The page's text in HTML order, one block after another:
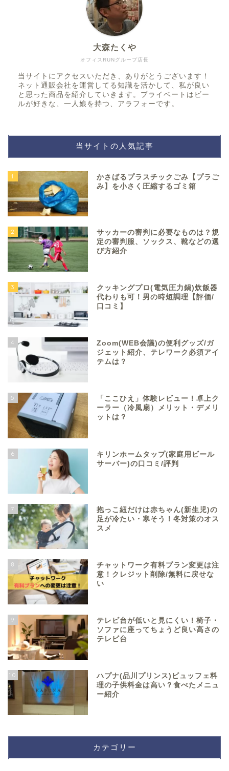
オフィスRUNグループ店長
大森たくや
当サイトにアクセスいただき、ありがとうございます！
ネット通販会社を運営してる知識を活かして、私が良い
と思った商品を紹介していきます。プライベートはビー
ルが好きな、一人娘を持つ、アラフォーです。
当サイトの人気記事
1
かさばるプラスチックごみ【プラご
み】を小さく圧縮するゴミ箱
2
サッカーの審判に必要なものは？規
定の審判服、ソックス、靴などの選
び方紹介
3
クッキングプロ(電気圧力鍋)炊飯器
代わりも可！男の時短調理【評価/
口コミ】
4
Zoom(WEB会議)の便利グッズ/ガ
ジェット紹介、テレワーク必須アイ
テムは？
5
「ここひえ」体験レビュー！卓上ク
ーラー（冷風扇）メリット・デメリ
ットは？
6
キリンホームタップ(家庭用ビール
サーバー)の口コミ/評判
7
抱っこ紐だけは赤ちゃん(新生児)の
足が冷たい・寒そう！冬対策のオス
スメ
8
チャットワーク有料プラン変更は注
意！クレジット削除/無料に戻せな
い
9
テレビ台が低いと見にくい！椅子・
ソファに座ってちょうど良い高さの
テレビ台
10
ハプナ(品川プリンス)ビュッフェ料
理の子供料金は高い？食べたメニュ
ー紹介
カテゴリー